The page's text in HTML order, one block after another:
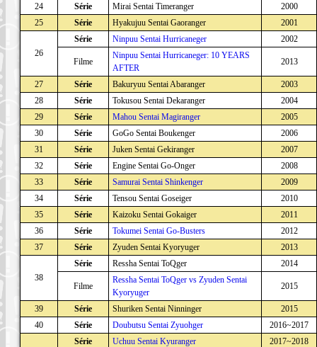
24
Série Mirai Sentai Timeranger
2000
25
Série Hyakujuu Sentai Gaoranger 2001
26
Série Ninpuu Sentai Hurricaneger 2002
Filme
Ninpuu Sentai Hurricaneger: 10 YEARS
AFTER
2013
27 Série Bakuryuu Sentai Abaranger
2003
28
Série Tokusou Sentai Dekaranger
2004
29
Série Mahou Sentai Magiranger
2005
30
Série GoGo Sentai Boukenger
2006
31
Série Juken Sentai Gekiranger
2007
32
Série Engine Sentai Go-Onger
2008
33
Série Samurai Sentai Shinkenger
2009
34
Série Tensou Sentai Goseiger
2010
35
Série Kaizoku Sentai Gokaiger
2011
36
Série Tokumei Sentai Go-Busters
2012
37
Série Zyuden Sentai Kyoryuger 2013
38
Série Ressha Sentai ToQger 2014
Filme
Ressha Sentai ToQger vs Zyuden Sentai
Kyoryuger
2015
39 Série Shuriken Sentai Ninninger
2015
40
Série Doubutsu Sentai Zyuohger 2016~2017
Série Uchuu Sentai Kyuranger 2017~2018